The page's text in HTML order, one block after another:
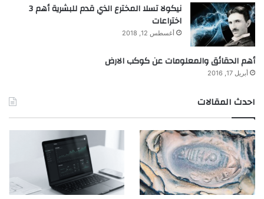
نيكولا تسلا المخترع الذي قدم للبشرية أهم 3
اختراعات
أغسطس 12, 2018
أهم الحقائق والمعلومات عن كوكب الارض
أبريل 17, 2016
احدث المقالات